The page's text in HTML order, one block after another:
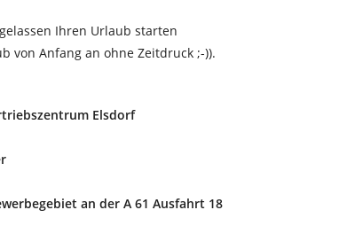
Ihren Urlaub starten
von Anfang an ohne Zeitdruck ;-)).
Elsdorf
an der A 61 Ausfahrt 18